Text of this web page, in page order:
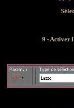
9 - Activer